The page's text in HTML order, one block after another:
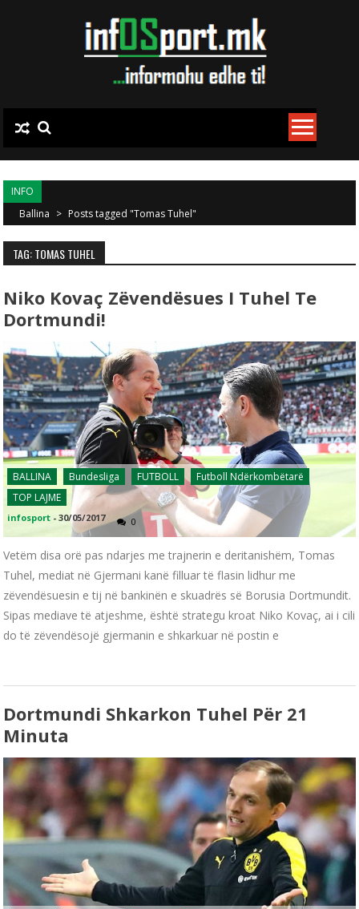
INFO
Ballina > Posts tagged "Tomas Tuhel"
TAG: TOMAS TUHEL
Niko Kovaç Zëvendësues I Tuhel Te
Dortmundi!
BALLINA Bundesliga FUTBOLL
Futboll Ndërkombëtarë
TOP LAJME
infosport -30/05/2017 0
Vetëm disa orë pas ndarjes me trajnerin e deritanishëm, Tomas
Tuhel, mediat në Gjermani kanë filluar të flasin lidhur me
zëvendësuesin e tij në bankinën e skuadrës së Borusia Dortmundit.
Sipas mediave të atjeshme, është strategu kroat Niko Kovaç, ai i cili
do të zëvendësojë gjermanin e shkarkuar në postin e
Dortmundi Shkarkon Tuhel Për 21
Minuta